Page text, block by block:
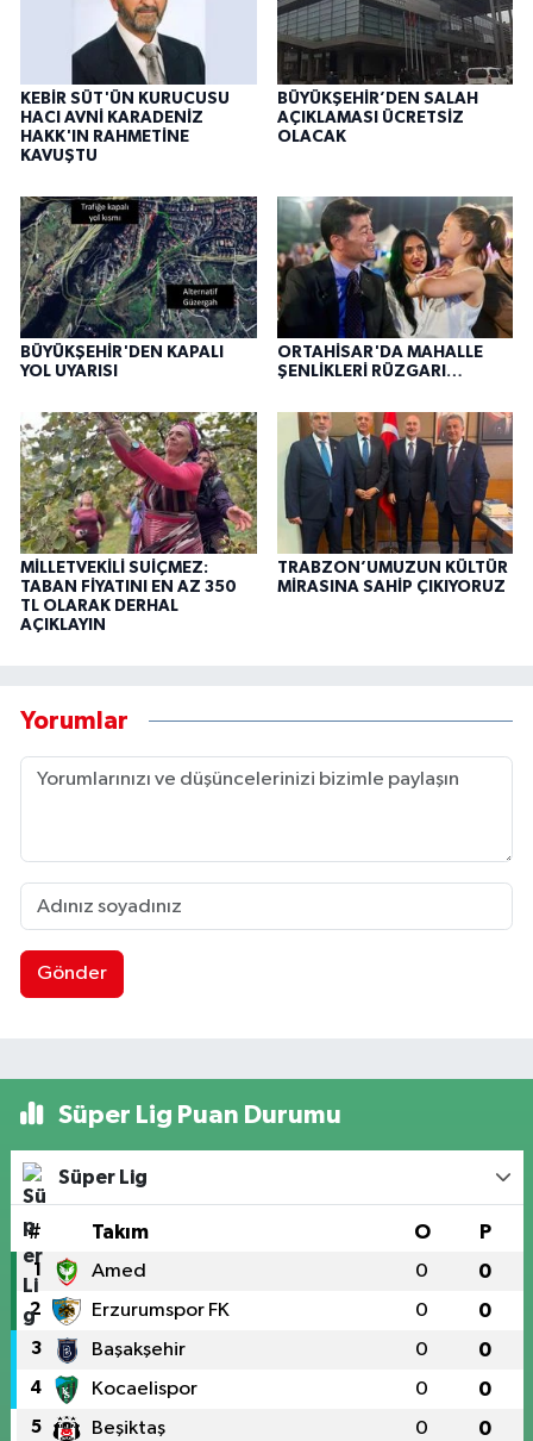
KEBİR SÜT'ÜN KURUCUSU
HACI AVNİ KARADENİZ
HAKK'IN RAHMETİNE
KAVUŞTU
BÜYÜKŞEHİR’DEN SALAH
AÇIKLAMASI ÜCRETSİZ
OLACAK
BÜYÜKŞEHİR'DEN KAPALI
YOL UYARISI
ORTAHİSAR'DA MAHALLE
ŞENLİKLERİ RÜZGARI…
MİLLETVEKİLİ SUİÇMEZ:
TABAN FİYATINI EN AZ 350
TL OLARAK DERHAL
AÇIKLAYIN
TRABZON’UMUZUN KÜLTÜR
MİRASINA SAHİP ÇIKIYORUZ
Yorumlar
Gönder
Süper Lig Puan Durumu
Süper Lig
# Takım O P
1 Amed 0 0
2 Erzurumspor FK 0 0
3 Başakşehir 0 0
4 Kocaelispor 0 0
5 Beşiktaş 0 0